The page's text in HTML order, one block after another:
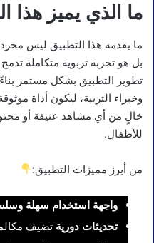
ما الذي يميز هذا
ما يقدمه هذا التطبيق ليس
بل هو تجربة تربوية متكاملة
تطوير التطبيق بشكل مستمر
وخبراء التربية، ليكون أداة
خالٍ من أي مشاهد عنيفة أو
للأطفال.
من أبرز مميزات التطبيق:
واجهة استخدام سهلة
تحديثات دورية تضيف